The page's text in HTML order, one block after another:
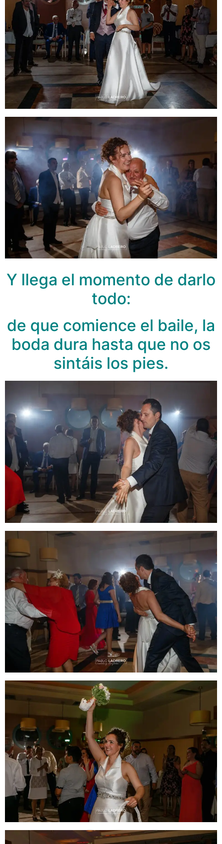
Y llega el momento de darlo
todo:
de que comience el baile, la
boda dura hasta que no os
sintáis los pies.